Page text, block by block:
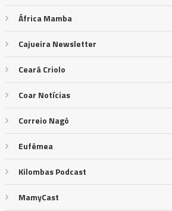
África Mamba
Cajueira Newsletter
Ceará Criolo
Coar Notícias
Correio Nagô
Eufêmea
Kilombas Podcast
MamyCast